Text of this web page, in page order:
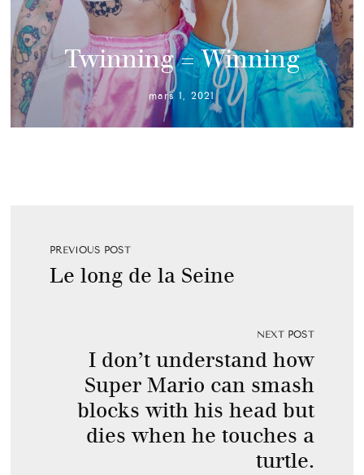
Twinning = Winning
mars 1, 2021
PREVIOUS POST
Le long de la Seine
NEXT POST
I don’t understand how
Super Mario can smash
blocks with his head but
dies when he touches a
turtle.